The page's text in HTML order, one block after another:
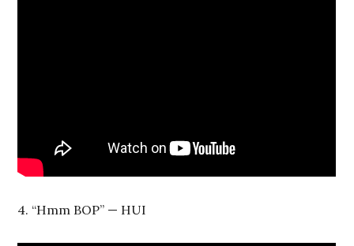
4. “Hmm BOP” — HUI